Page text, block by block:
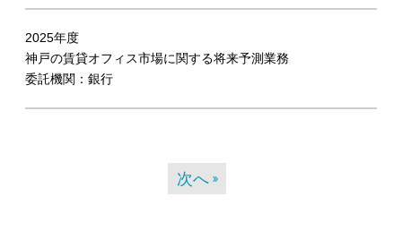
2025年度
神戸の賃貸オフィス市場に関する将来予測業務
委託機関：銀行
次へ